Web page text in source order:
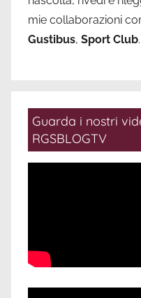
mie collaborazioni
Gustibus, Sport Club.
Guarda i nostri
RGSBLOGTV